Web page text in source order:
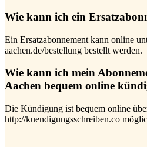
Wie kann ich ein
Ein Ersatzabonnement kann online
aachen.de/bestellung bestellt werden.
Wie kann ich mein
Aachen bequem online
Die Kündigung ist bequem online
http://kuendigungsschreiben.co